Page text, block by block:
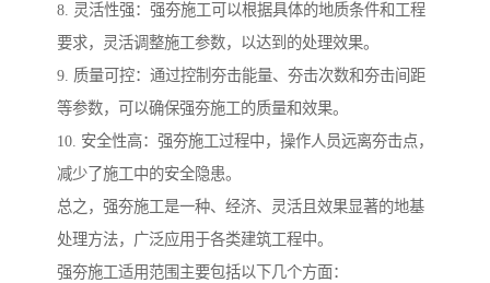
8. 灵活性强：强夯施工可以根据具体的地质条件和工程
要求，灵活调整施工参数，以达到的处理效果。
9. 质量可控：通过控制夯击能量、夯击次数和夯击间距
等参数，可以确保强夯施工的质量和效果。
10. 安全性高：强夯施工过程中，操作人员远离夯击点，
减少了施工中的安全隐患。
总之，强夯施工是一种、经济、灵活且效果显著的地基
处理方法，广泛应用于各类建筑工程中。
强夯施工适用范围主要包括以下几个方面：